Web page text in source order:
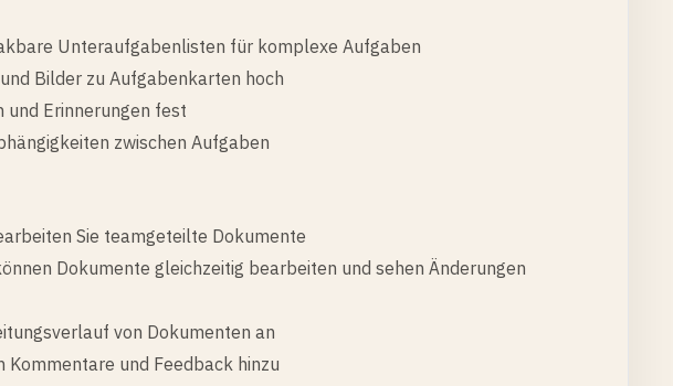
Unteraufgabenlisten für komplexe Aufgaben
Bilder zu Aufgabenkarten hoch
und Erinnerungen fest
zwischen Aufgaben
Sie teamgeteilte Dokumente
Dokumente gleichzeitig bearbeiten und sehen Änderungen
von Dokumenten an
Kommentare und Feedback hinzu